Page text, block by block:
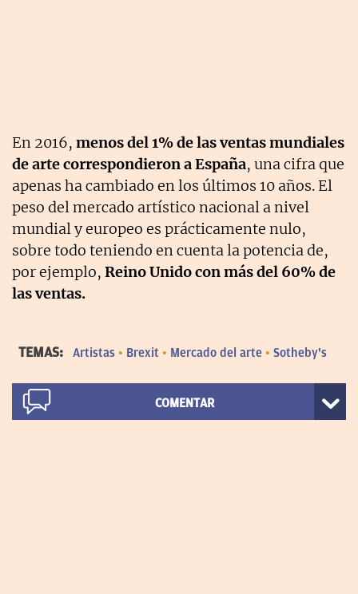
En 2016, menos del 1% de las ventas mundiales
de arte correspondieron a España, una cifra que
apenas ha cambiado en los últimos 10 años. El
peso del mercado artístico nacional a nivel
mundial y europeo es prácticamente nulo,
sobre todo teniendo en cuenta la potencia de,
por ejemplo, Reino Unido con más del 60% de
las ventas.
TEMAS: Artistas Brexit Mercado del arte Sotheby's
COMENTAR